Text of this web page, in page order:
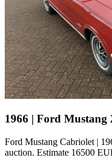
1966 | Ford Mustang
Ford Mustang Cabriolet |
auction. Estimate 16500